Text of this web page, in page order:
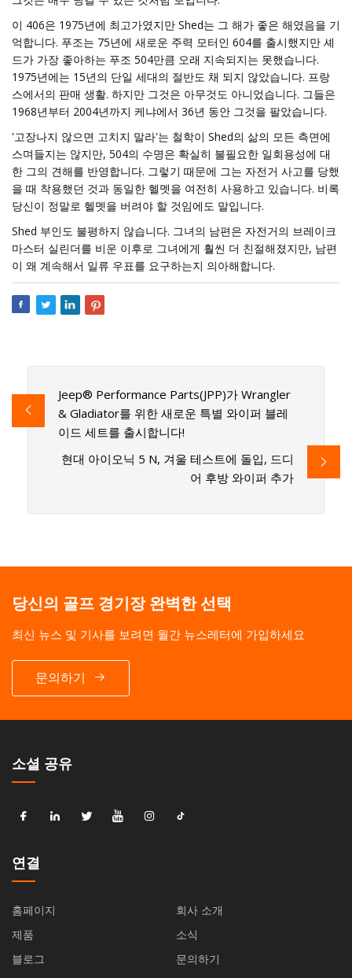
이 406은 1975년에 최고가였지만 Shed는 그 해가 좋은 해였음을 기
억합니다. 푸조는 75년에 새로운 주력 모터인 604를 출시했지만 셰
드가 가장 좋아하는 푸조 504만큼 오래 지속되지는 못했습니다.
1975년에는 15년의 단일 세대의 절반도 채 되지 않았습니다. 프랑
스에서의 판매 생활. 하지만 그것은 아무것도 아니었습니다. 그들은
1968년부터 2004년까지 케냐에서 36년 동안 그것을 팔았습니다.
'고장나지 않으면 고치지 말라'는 철학이 Shed의 삶의 모든 측면에
스며들지는 않지만, 504의 수명은 확실히 불필요한 일회용성에 대
한 그의 견해를 반영합니다. 그렇기 때문에 그는 자전거 사고를 당했
을 때 착용했던 것과 동일한 헬멧을 여전히 사용하고 있습니다. 비록
당신이 정말로 헬멧을 버려야 할 것임에도 말입니다.
Shed 부인도 불평하지 않습니다. 그녀의 남편은 자전거의 브레이크
마스터 실린더를 비운 이후로 그녀에게 훨씬 더 친절해졌지만, 남편
이 왜 계속해서 일류 우표를 요구하는지 의아해합니다.
Jeep® Performance Parts(JPP)가 Wrangler
& Gladiator를 위한 새로운 특별 와이퍼 블레
이드 세트를 출시합니다!
현대 아이오닉 5 N, 겨울 테스트에 돌입, 드디
어 후방 와이퍼 추가
당신의 골프 경기장 완벽한 선택
최신 뉴스 및 기사를 보려면 월간 뉴스레터에 가입하세요
문의하기
소셜 공유
연결
홈페이지
회사 소개
제품
소식
블로그
문의하기